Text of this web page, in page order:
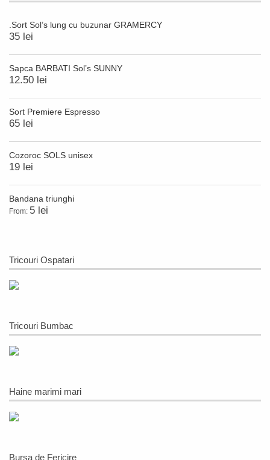
.Sort Sol’s lung cu buzunar GRAMERCY
35 lei
Sapca BARBATI Sol’s SUNNY
12.50 lei
Sort Premiere Espresso
65 lei
Cozoroc SOLS unisex
19 lei
Bandana triunghi
From: 5 lei
Tricouri Ospatari
Tricouri Bumbac
Haine marimi mari
Bursa de Fericire